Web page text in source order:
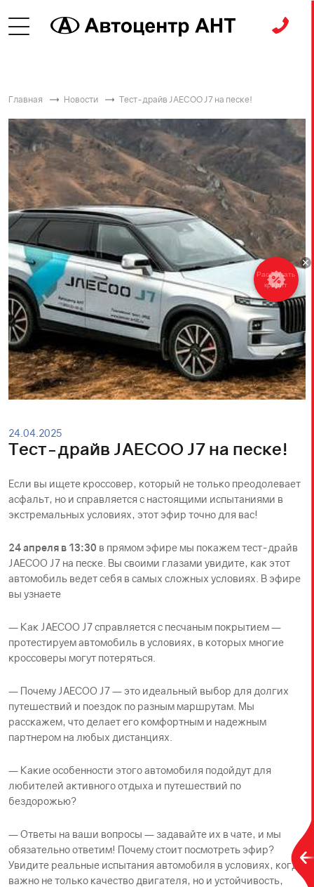
Главная Новости Тест-драйв JAECOO J7 на песке!
24.04.2025
Тест-драйв JAECOO J7 на песке!
Если вы ищете кроссовер, который не только преодолевает
асфальт, но и справляется с настоящими испытаниями в
экстремальных условиях, этот эфир точно для вас!
24 апреля в 13:30 в прямом эфире мы покажем тест-драйв
JAECOO J7 на песке. Вы своими глазами увидите, как этот
автомобиль ведет себя в самых сложных условиях. В эфире
вы узнаете
— Как JAECOO J7 справляется с песчаным покрытием —
протестируем автомобиль в условиях, в которых многие
кроссоверы могут потеряться.
— Почему JAECOO J7 — это идеальный выбор для долгих
путешествий и поездок по разным маршрутам. Мы
расскажем, что делает его комфортным и надежным
партнером на любых дистанциях.
— Какие особенности этого автомобиля подойдут для
любителей активного отдыха и путешествий по
бездорожью?
— Ответы на ваши вопросы — задавайте их в чате, и мы
обязательно ответим! Почему стоит посмотреть эфир?
Увидите реальные испытания автомобиля в условиях, когда
важно не только качество двигателя, но и устойчивость,
Рассчитать
кредит